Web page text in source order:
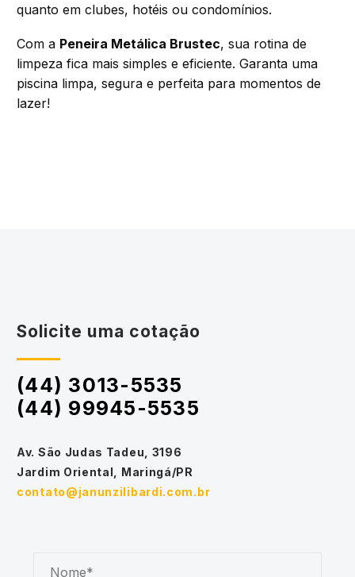
quanto em clubes, hotéis ou condomínios.
Com a Peneira Metálica Brustec, sua rotina de
limpeza fica mais simples e eficiente. Garanta uma
piscina limpa, segura e perfeita para momentos de
lazer!
Solicite uma cotação
(44) 3013-5535
(44) 99945-5535
Av. São Judas Tadeu, 3196
Jardim Oriental, Maringá/PR
contato@janunzilibardi.com.br